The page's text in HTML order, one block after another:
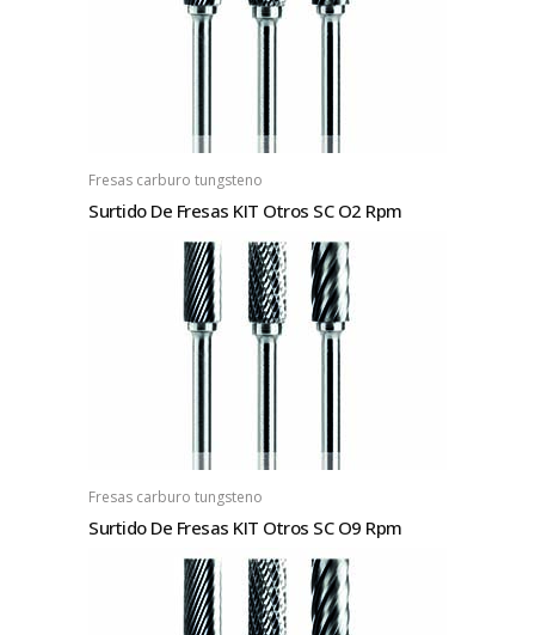
Fresas carburo tungsteno
Surtido De Fresas KIT Otros SC O2 Rpm
Fresas carburo tungsteno
Surtido De Fresas KIT Otros SC O9 Rpm